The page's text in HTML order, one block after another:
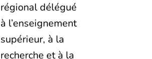
régional délégué
à l’enseignement
supérieur, à la
recherche et à la